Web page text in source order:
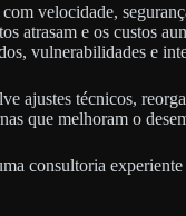
velocidade,
atrasam e os custos
vulnerabilidades e
ajustes técnicos,
que melhoram o
consultoria experiente